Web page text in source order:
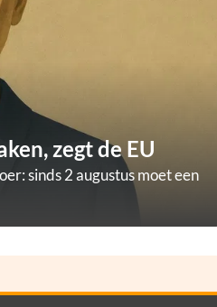
zegt de EU
sinds 2 augustus moet een